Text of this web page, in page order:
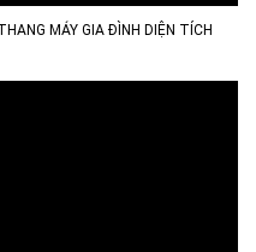
MÁY GIA ĐÌNH DIỆN TÍCH